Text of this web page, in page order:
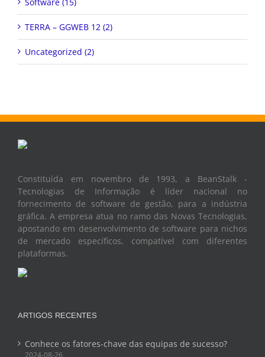
TERRA – GGWEB 12 (2)
Uncategorized (2)
Constituída em novembro de 1993, a BeanStalk -
Tecnologias de Informação é líder nacional no
fornecimento de software de gestão, para a indústria
gráfica. A empresa atua no ramo das Novas Tecnologias,
apostando em desenvolvimento de software para nichos
de mercado específicos, compatível com diferentes
plataformas.
ARTIGOS RECENTES
Conhece os fatores-chave das equipas de sucesso?